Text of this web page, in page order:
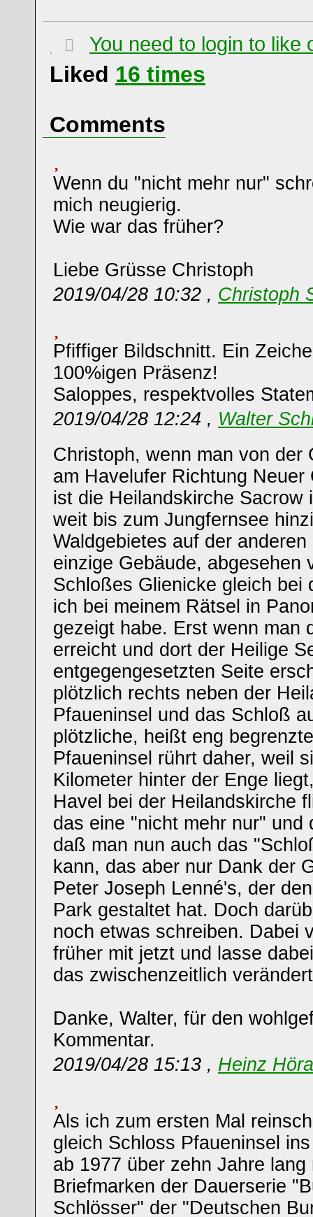
You need to login to like
Liked 16 times
Comments
Wenn du "nicht mehr nur"
mich neugierig.
Wie war das früher?
Liebe Grüsse Christoph
2019/04/28 10:32 , Christoph
Pfiffiger Bildschnitt. Ein
100%igen Präsenz!
Saloppes, respektvolles
2019/04/28 12:24 , Walter
Christoph, wenn man von der
am Havelufer Richtung Neuer
ist die Heilandskirche Sacrow
weit bis zum Jungfernsee
Waldgebietes auf der
einzige Gebäude, abgesehen
Schloßes Glienicke gleich bei
ich bei meinem Rätsel in
gezeigt habe. Erst wenn man
erreicht und dort der Heilige
entgegengesetzten Seite
plötzlich rechts neben der
Pfaueninsel und das Schloß
plötzliche, heißt eng
Pfaueninsel rührt daher, weil
Kilometer hinter der Enge
Havel bei der Heilandskirche
das eine "nicht mehr nur" und
daß man nun auch das
kann, das aber nur Dank der
Peter Joseph Lenné's, der
Park gestaltet hat. Doch
noch etwas schreiben. Dabei
früher mit jetzt und lasse
das zwischenzeitlich
Danke, Walter, für den
Kommentar.
2019/04/28 15:13 , Heinz Höra
Als ich zum ersten Mal
gleich Schloss Pfaueninsel
ab 1977 über zehn Jahre lang
Briefmarken der Dauerserie
Schlösser" der "Deutschen